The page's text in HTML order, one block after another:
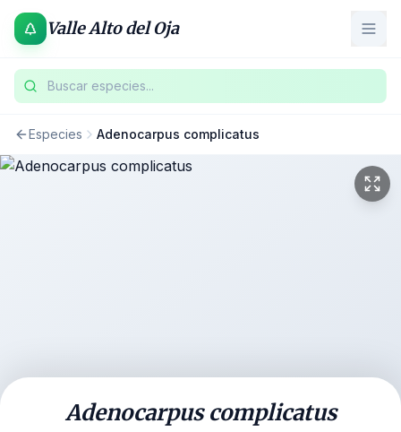
Valle Alto del Oja
Buscar especies...
Especies Adenocarpus complicatus
Adenocarpus complicatus